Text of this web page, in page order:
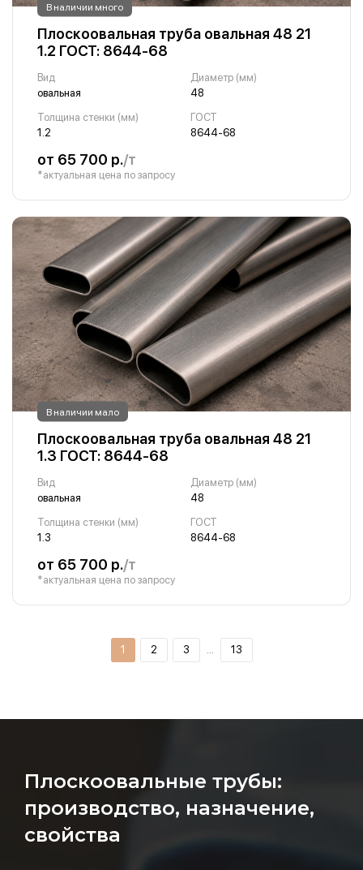
В наличии много
Плоскоовальная труба овальная 48 21
1.2 ГОСТ: 8644-68
Вид
овальная
Диаметр (мм)
48
Толщина стенки (мм)
1.2
ГОСТ
8644-68
от 65 700 р./т
*актуальная цена по запросу
В наличии мало
Плоскоовальная труба овальная 48 21
1.3 ГОСТ: 8644-68
Вид
овальная
Диаметр (мм)
48
Толщина стенки (мм)
1.3
ГОСТ
8644-68
от 65 700 р./т
*актуальная цена по запросу
1 2 3 … 13
Плоскоовальные трубы:
производство, назначение,
свойства